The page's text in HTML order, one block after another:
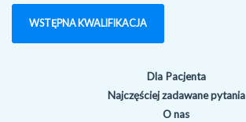
WSTĘPNA KWALIFIKACJA
Dla Pacjenta
Najczęściej zadawane pytania
O nas